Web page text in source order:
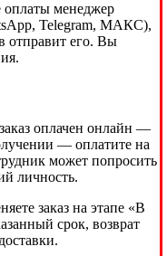
оплаты менеджер
Telegram, МАКС),
отправит его. Вы
оплачен онлайн —
— оплатите на
может попросить
личность.
заказ на этапе «В
срок, возврат